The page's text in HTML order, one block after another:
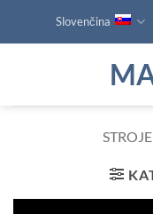
Slovenčina
STROJE